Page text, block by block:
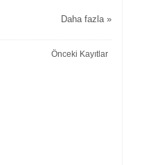
Daha fazla »
Önceki Kayıtlar